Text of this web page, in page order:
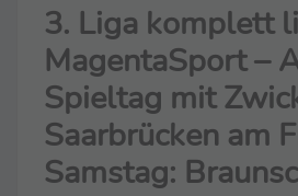
3. Liga komplett
MagentaSport –
Spieltag mit
Saarbrücken am
Samstag: